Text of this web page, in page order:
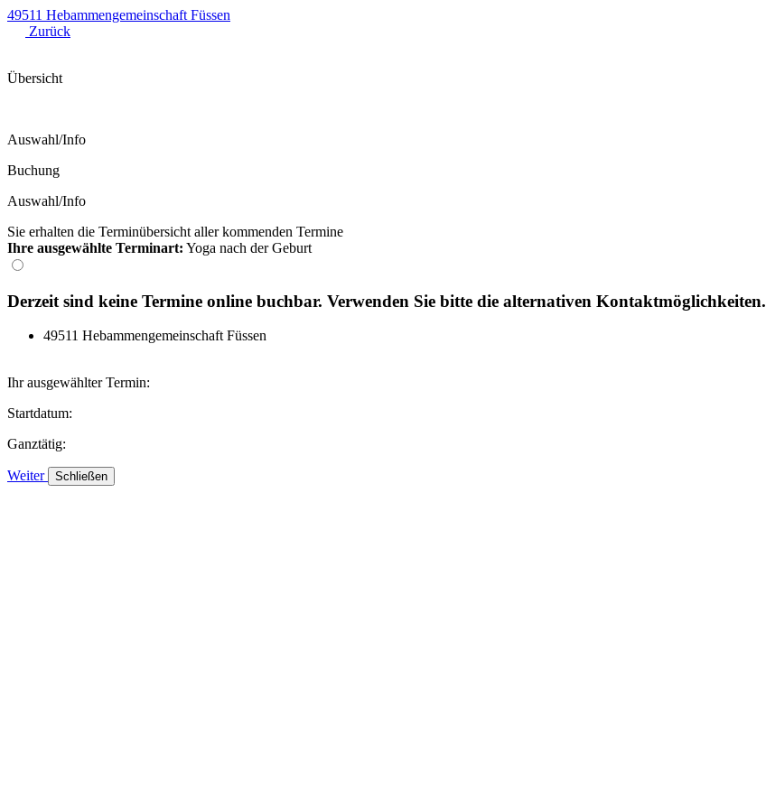
49511 Hebammengemeinschaft Füssen
Zurück
Übersicht
Auswahl/Info
Buchung
Auswahl/Info
Sie erhalten die Terminübersicht aller kommenden Termine
Ihre ausgewählte Terminart: Yoga nach der Geburt
Derzeit sind keine Termine online buchbar. Verwenden Sie bitte die alternativen Kontaktmöglichkeiten.
49511 Hebammengemeinschaft Füssen
Ihr ausgewählter Termin:
Startdatum:
Ganztätig:
Weiter Schließen